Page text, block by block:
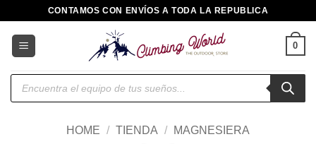
contenido
CONTAMOS CON ENVÍOS A TODA LA REPUBLICA
0
Búsqueda
HOME / TIENDA / MAGNESIERA